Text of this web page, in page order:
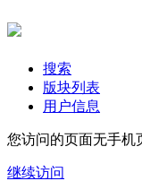
搜索
版块列表
用户信息
您访问的页面无手机
继续访问